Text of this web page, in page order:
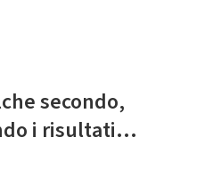
secondo,
i risultati...